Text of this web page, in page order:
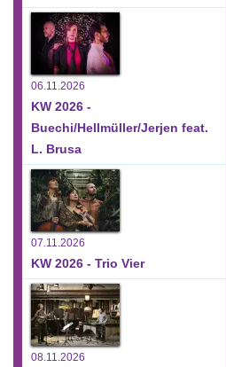
06.11.2026
KW 2026 -
Buechi/Hellmüller/Jerjen feat.
L. Brusa
07.11.2026
KW 2026 - Trio Vier
08.11.2026